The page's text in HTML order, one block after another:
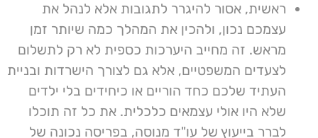
ראשית, אסור להיגרר לתגובות אלא לנהל את
עצמכם נכון, ולהכין את המהלך כמה שיותר זמן
מראש. זה מחייב היערכות כספית לא רק לתשלום
לצעדים המשפטיים, אלא גם לצורך הישרדות ובניית
העתיד שלכם כחד הוריים או כיחידים בלי ילדים
שלא היו אולי עצמאים כלכלית. את כל זה תוכלו
לברר בייעוץ של עו"ד מנוסה, בפריסה נכונה של